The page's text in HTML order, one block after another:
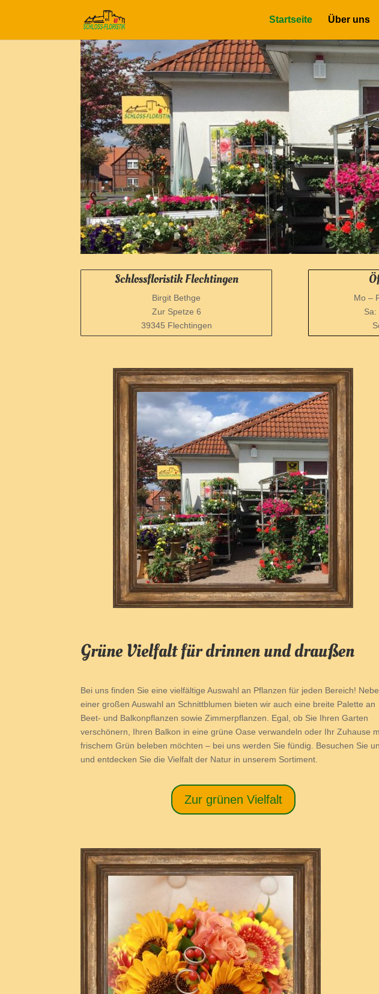
Startseite Über uns
Schlossfloristik Flechtingen
Birgit Bethge
Zur Spetze 6
39345 Flechtingen
Mo –
Grüne Vielfalt für drinnen und draußen
Bei uns finden Sie eine vielfältige Auswahl an Pflanzen für jeden Bereich!
einer großen Auswahl an Schnittblumen bieten wir auch eine breite Palette an
Beet- und Balkonpflanzen sowie Zimmerpflanzen. Egal, ob Sie Ihren Garten
verschönern, Ihren Balkon in eine grüne Oase verwandeln oder Ihr Zuhause
frischem Grün beleben möchten – bei uns werden Sie fündig. Besuchen Sie
und entdecken Sie die Vielfalt der Natur in unserem Sortiment.
Zur grünen Vielfalt